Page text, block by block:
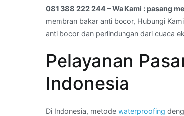
388
222
244
Wa
:
membran
081 388 222 244 – Wa Kami : pasang
membran bakar anti bocor, Hubungi
anti bocor dan perlindungan dari cuaca
Pelayanan
Indonesia
Di Indonesia, metode waterproofing